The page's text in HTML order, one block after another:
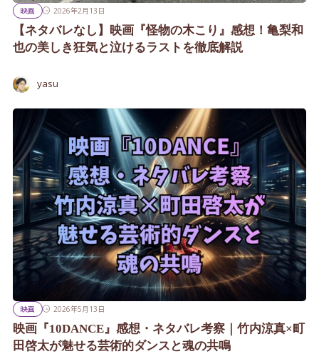
映画 2026年2月13日
【ネタバレなし】映画『怪物の木こり』感想！亀梨和
也の美しき狂気と泣けるラストを徹底解説
yasu
映画 2026年5月13日
映画『10DANCE』感想・ネタバレ考察｜竹内涼真×町
田啓太が魅せる芸術的ダンスと魂の共鳴